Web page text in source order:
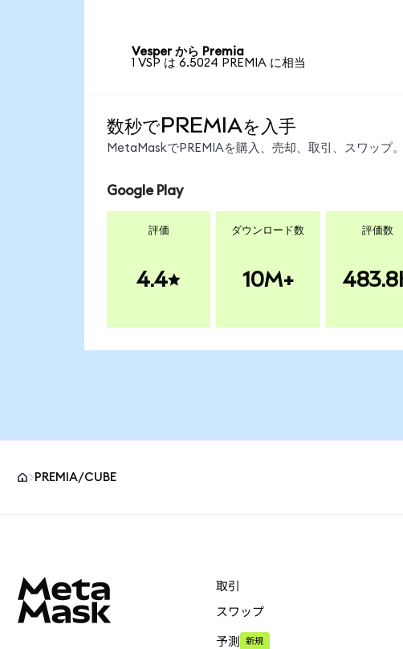
Vesper から Premia
1 VSP は 6.5024 PREMIA に相当
数秒でPREMIAを入手
MetaMaskでPREMIAを購入、売却、取引、スワップ
Google Play
評価
4.4
ダウンロード数
10M+
評価数
PREMIA/CUBE
取引
スワップ
予測 新規